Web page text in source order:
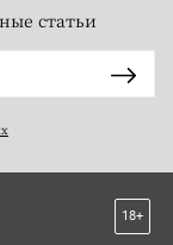
статьи
18+